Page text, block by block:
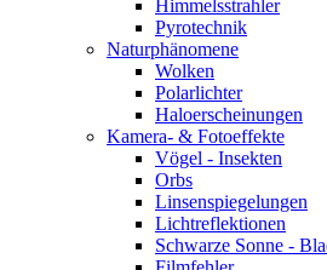
Himmelsstrahler
Pyrotechnik
Naturphänomene
Wolken
Polarlichter
Haloerscheinungen
Kamera- & Fotoeffekte
Vögel - Insekten
Orbs
Linsenspiegelungen
Lichtreflektionen
Schwarze Sonne -